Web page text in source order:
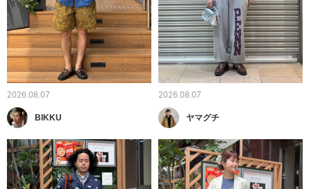
2026.08.07
BIKKU
2026.08.07
ヤマグチ